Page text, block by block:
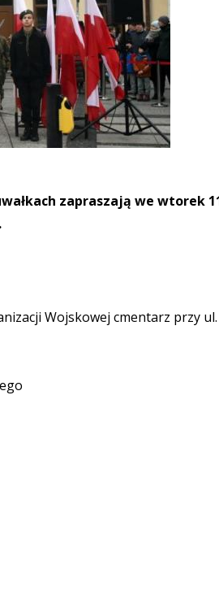
zapraszają we wtorek
Wojskowej cmentarz przy ul.